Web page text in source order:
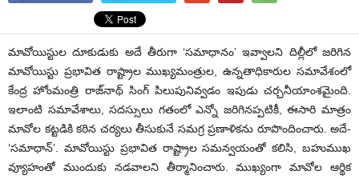
మావోయిస్టుల దూకుడుకు అదే తీరుగా ‘సమాధానం’ ఇవ్వాలని దిల్లీలో జరిగిన
మావోయిస్టు ప్రభావిత రాష్ట్రాల ముఖ్యమంత్రుల, ఉన్నతాధికారుల సమావేశంలో
కేంద్ర హోంమంత్రి రాజ్‌నాథ్ సింగ్ పిలుపునివ్వడం ఇపుడు చర్చనీయాంశమైంది.
ఇలాంటి సమావేశాలు, సదస్సులు గతంలో ఎన్నో జరిగినప్పటికీ, ఈసారి మాత్రం
మావోల కట్టడికి కఠిన చర్యలు తీసుకునే సమగ్ర ప్రణాళికను రూపొందించారు. అదే-
‘సమాధాన్’. మావోయిస్టు ప్రభావిత రాష్ట్రాల సమన్వయంతో కలిసి, బహుముఖ
వ్యూహంతో ముందుకు నడవాలని తీర్మానించారు. ముఖ్యంగా మావోల ఆర్థిక